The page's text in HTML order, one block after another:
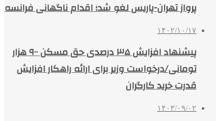
پرواز تهران-پاریس لغو شد؛ اقدام ناگهانی فرانسه
۱۴۰۲/۱۰/۱۷
پیشنهاد افزایش ۳۵ درصدی حق مسکن ۹۰۰ هزار
تومانی/درخواست وزیر برای ارائه راهکار افزایش
قدرت خرید کارگران
۱۴۰۳/۰۹/۰۲